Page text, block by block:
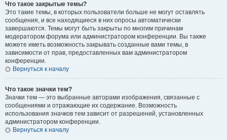
Что такое закрытые темы?
Это такие темы, в которых пользователи больше не могут оставлять
сообщения, и все находящиеся в них опросы автоматически
завершаются. Темы могут быть закрыты по многим причинам
модератором форума или администратором конференции. Вы также
можете иметь возможность закрывать созданные вами темы, в
зависимости от прав, предоставленных вам администратором
конференции.
Вернуться к началу
Что такое значки тем?
Значки тем — это выбранные авторами изображения, связанные с
сообщениями и отражающие их содержание. Возможность
использования значков тем зависит от разрешений, установленных
администратором конференции.
Вернуться к началу